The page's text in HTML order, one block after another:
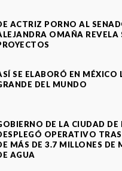
ACTRIZ PORNO AL
OMAÑA REVELA
SE ELABORÓ EN MÉXICO
DEL MUNDO
DE LA CIUDAD DE
OPERATIVO
MÁS DE 3.7 MILLONES DE
AGUA